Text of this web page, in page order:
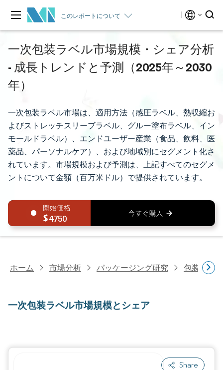
このレポートについて
一次包装ラベル市場規模・シェア分析
- 成長トレンドと予測（2025年～2030
年）
一次包装ラベル市場は、適用方法（感圧ラベル、熱収縮お
よびストレッチスリーブラベル、グルー塗布ラベル、イン
モールドラベル）、エンドユーザー産業（食品、飲料、医
薬品、パーソナルケア）、および地域別にセグメント化さ
れています。市場規模および予測は、上記すべてのセグメ
ントについて金額（百万米ドル）で提供されています。
4750
ホーム 市場分析 パッケージング研究 包装資材
一次包装ラベル市場規模とシェア
Share